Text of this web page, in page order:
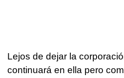
Lejos de dejar la
continuará en ella pero